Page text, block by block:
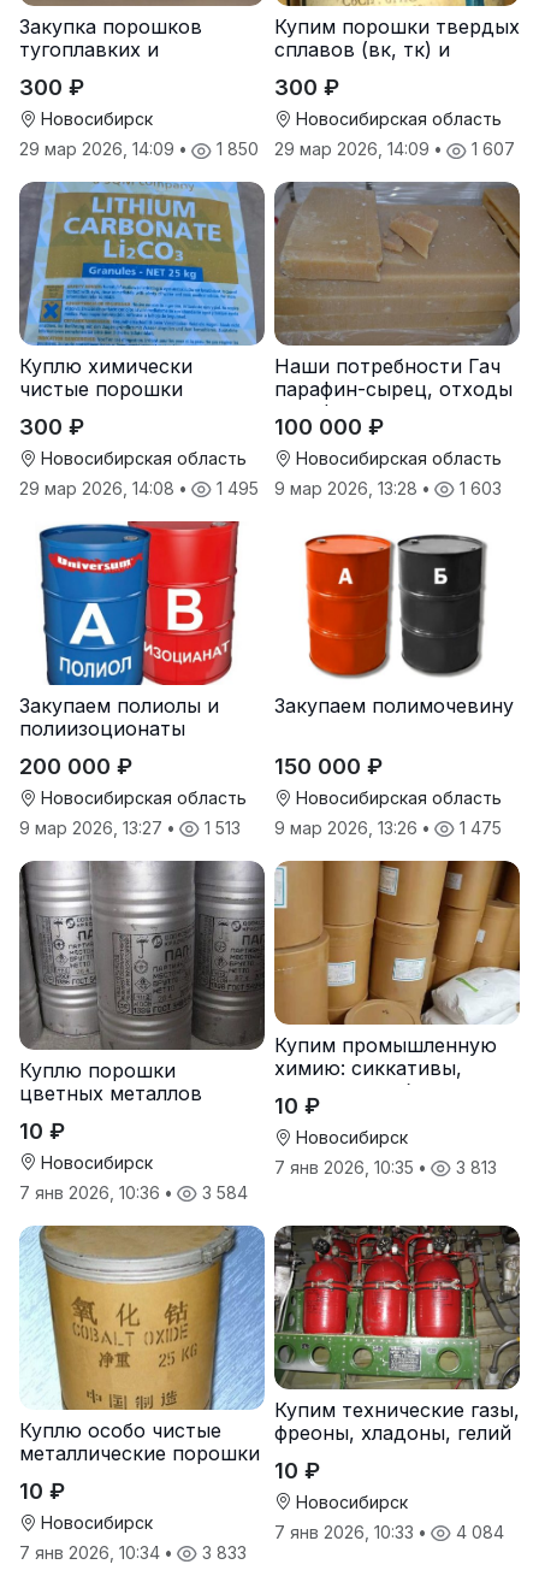
Закупка порошков
тугоплавких и
металлов
300 ₽
Новосибирск
29 мар 2026, 14:09 • 1 850
Купим порошки твердых
сплавов (вк, тк) и
300 ₽
Новосибирская область
29 мар 2026, 14:09 • 1 607
Куплю химически
чистые порошки
300 ₽
Новосибирская область
29 мар 2026, 14:08 • 1 495
Наши потребности Гач
парафин-сырец, отходы
парафина
100 000 ₽
Новосибирская область
9 мар 2026, 13:28 • 1 603
Закупаем полиолы и
полиизоционаты
200 000 ₽
Новосибирская область
9 мар 2026, 13:27 • 1 513
Закупаем полимочевину
150 000 ₽
Новосибирская область
9 мар 2026, 13:26 • 1 475
Куплю порошки
цветных металлов
10 ₽
Новосибирск
7 янв 2026, 10:36 • 3 584
Купим промышленную
химию: сиккативы,
октоаты, стабилизаторы
10 ₽
Новосибирск
7 янв 2026, 10:35 • 3 813
Куплю особо чистые
металлические порошки
10 ₽
Новосибирск
7 янв 2026, 10:34 • 3 833
Купим технические газы,
фреоны, хладоны, гелий
10 ₽
Новосибирск
7 янв 2026, 10:33 • 4 084